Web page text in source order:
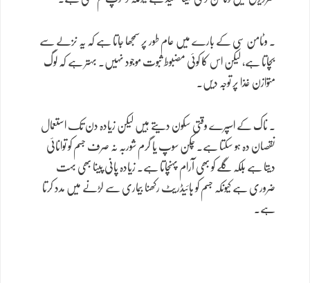
۔ وٹامن سی کے بارے میں عام طور پر سمجھا جاتا ہے کہ یہ نزلے سے
بچاتا ہے، لیکن اس کا کوئی مضبوط ثبوت موجود نہیں۔ بہتر ہے کہ لوگ
متوازن غذا پر توجہ دیں۔
۔ ناک کے اسپرے وقتی سکون دیتے ہیں لیکن زیادہ دن تک استعمال
نقصان دہ ہو سکتا ہے۔ چکن سوپ یا گرم شوربہ نہ صرف جسم کو توانائی
دیتا ہے بلکہ گلے کو بھی آرام پہنچاتا ہے۔ زیادہ پانی پینا بھی بہت
ضروری ہے کیونکہ جسم کو ہائیڈریٹ رکھنا بیماری سے لڑنے میں مدد کرتا
ہے۔